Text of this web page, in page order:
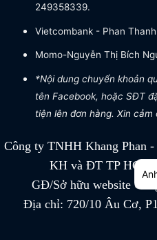
249358339.
Vietcombank - Phan
Momo-Nguyễn Thị Bích
*Nội dung chuyển khoản
tên Facebook, hoặc SĐT
tiện lên đơn hàng. Xin cảm
Công ty TNHH Khang Phan
KH và ĐT TP HCM
GĐ/Sở hữu website
Địa chỉ: 720/10 Âu Cơ,